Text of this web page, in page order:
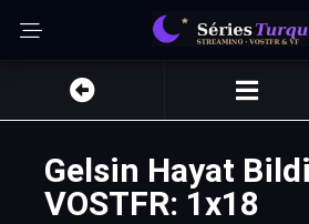
Gelsin Hayat
VOSTFR: 1x18